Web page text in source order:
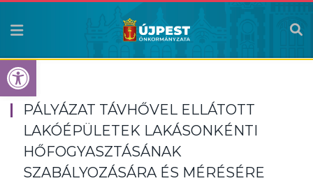
Eszköztár megnyitása
PÁLYÁZAT TÁVHŐVEL ELLÁTOTT
LAKÓÉPÜLETEK LAKÁSONKÉNTI
HŐFOGYASZTÁSÁNAK
SZABÁLYOZÁSÁRA ÉS MÉRÉSÉRE